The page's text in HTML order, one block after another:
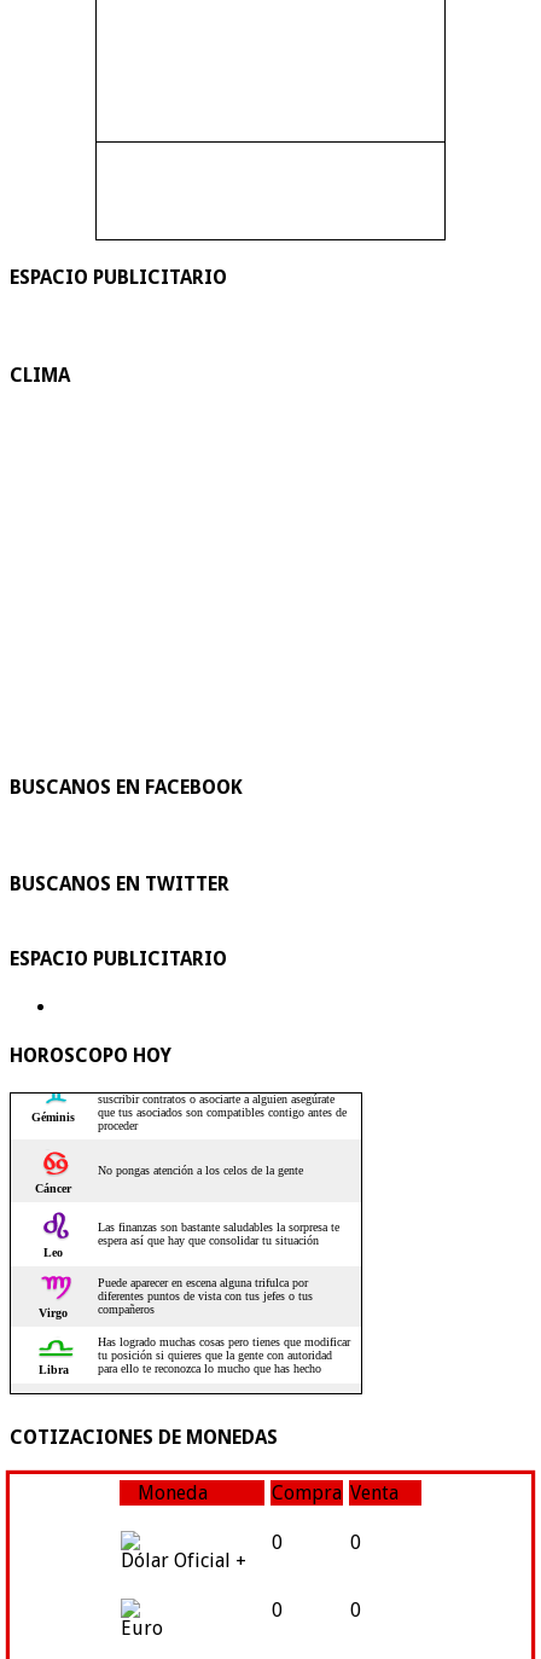
ESPACIO PUBLICITARIO
CLIMA
BUSCANOS EN FACEBOOK
BUSCANOS EN TWITTER
ESPACIO PUBLICITARIO
HOROSCOPO HOY
COTIZACIONES DE MONEDAS
Moneda Compra Venta
Dólar Oficial +
0 0
Euro
0 0